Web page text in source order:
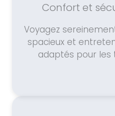
Confort et
Voyagez
spacieux et
adaptés pour les